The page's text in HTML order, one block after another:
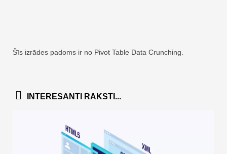
Šīs izrādes padoms ir no Pivot Table Data Crunching.
INTERESANTI RAKSTI...